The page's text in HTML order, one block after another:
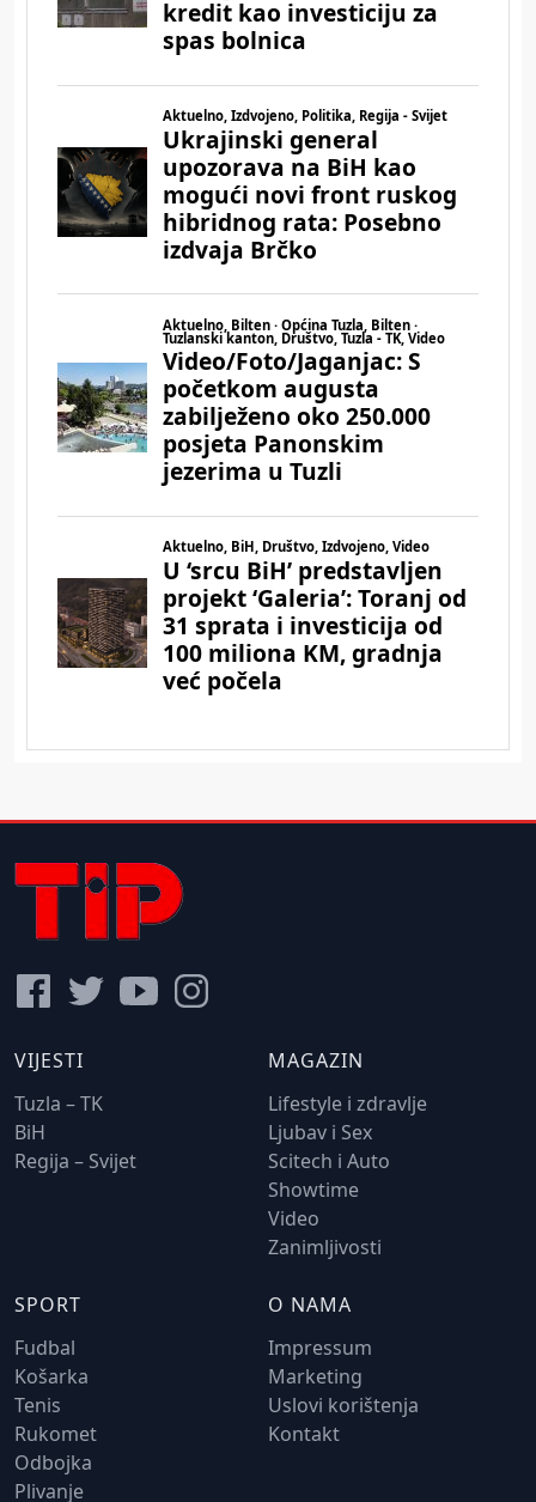
VIJESTI
Tuzla – TK
BiH
Regija – Svijet
MAGAZIN
Lifestyle i zdravlje
Ljubav i Sex
Scitech i Auto
Showtime
Video
Zanimljivosti
SPORT
Fudbal
Košarka
Tenis
Rukomet
Odbojka
Plivanje
O NAMA
Impressum
Marketing
Uslovi korištenja
Kontakt